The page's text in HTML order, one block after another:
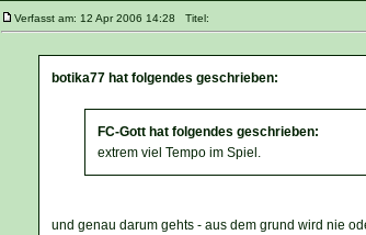
Verfasst am: 12 Apr 2006 14:28 Titel:
botika77 hat folgendes geschrieben:
FC-Gott hat folgendes geschrieben:
extrem viel Tempo im Spiel.
und genau darum gehts - aus dem grund wird nie